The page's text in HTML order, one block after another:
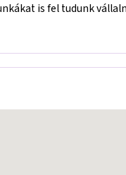
is fel tudunk